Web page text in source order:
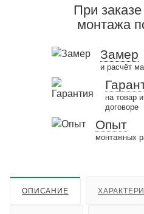
При
монтажа
Замер
и расчёт
на товар
договоре
Опыт
монтажных
ОПИСАНИЕ